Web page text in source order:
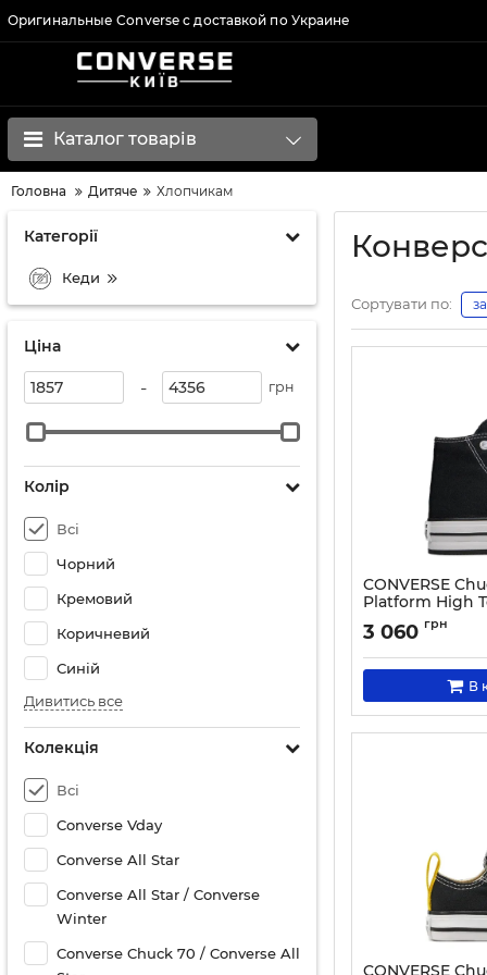
Оригинальные Converse с доставкой по Украине
Каталог товарів
Головна Дитяче Хлопчикам
Категорії
Кеди
Ціна
- грн
Колір
Всі
Чорний
Кремовий
Коричневий
Синій
Дивитись все
Колекція
Всі
Converse Vday
Converse All Star
Converse All Star / Converse
Winter
Converse Chuck 70 / Converse All
Сортувати по:
CONVERSE
Platform High
Артикул:
3 060 грн
В
CONVERSE